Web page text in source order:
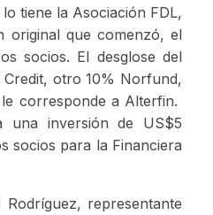
tiene la Asociación FDL,
original que comenzó, el
socios. El desglose del
Credit, otro 10% Norfund,
corresponde a Alterfin.
una inversión de US$5
socios para la Financiera
representante